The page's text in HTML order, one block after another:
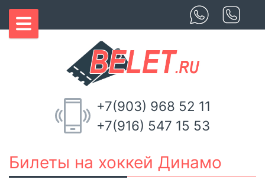
+7(903) 968 52 11
+7(916) 547 15 53
Билеты на хоккей Динамо